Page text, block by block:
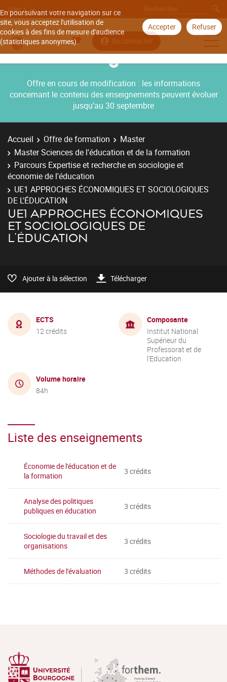
En poursuivant votre navigation sur ce
site, vous acceptez l'utilisation de
cookies à des fins de mesure d'audience
(statistiques anonymes).
Accepter Refuser
Aller à
Se connecter
Offre en cours de modification : les informations
concernant le contenu des enseignements peuvent évoluer
jusqu’au 30 septembre
Accueil Offre de formation
Master
Master Sciences de l'éducation et de la formation
Parcours Expertise et recherche en sociologie et
économie de l'éducation
UE1 APPROCHES ÉCONOMIQUES ET SOCIOLOGIQUES
DE L'ÉDUCATION
UE1 APPROCHES ÉCONOMIQUES
ET SOCIOLOGIQUES DE
L'ÉDUCATION
Ajouter à la sélection Télécharger
ECTS
12 crédits
Composante
Institut National
Supérieur du
Professorat et de
l'Education
Volume horaire
84h
Liste des enseignements
Économie de l'éducation et de
la formation
3 crédits
Analyse des politiques
publiques en éducation
3 crédits
Sociologie du travail et des
organisations
3 crédits
Méthodes de l'évaluation 3 crédits